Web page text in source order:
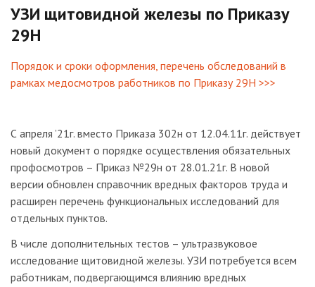
УЗИ щитовидной железы по Приказу
29Н
Порядок и сроки оформления, перечень обследований в
рамках медосмотров работников по Приказу 29Н >>>
С апреля ’21г. вместо Приказа 302н от 12.04.11г. действует
новый документ о порядке осуществления обязательных
профосмотров – Приказ №29н от 28.01.21г. В новой
версии обновлен справочник вредных факторов труда и
расширен перечень функциональных исследований для
отдельных пунктов.
В числе дополнительных тестов – ультразвуковое
исследование щитовидной железы. УЗИ потребуется всем
работникам, подвергающимся влиянию вредных